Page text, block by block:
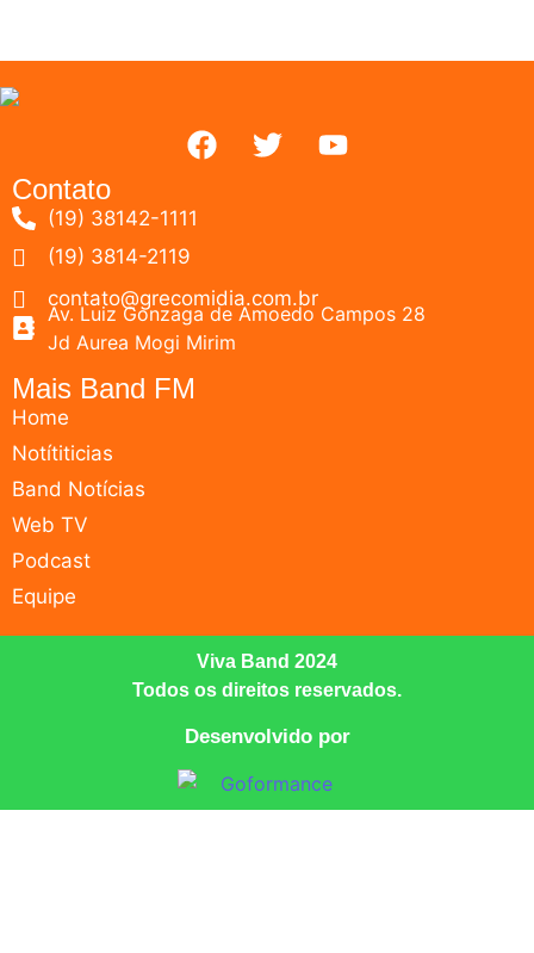
Contato
(19) 38142-1111
(19) 3814-2119
contato@grecomidia.com.br
Av. Luiz Gonzaga de Amoedo Campos 28
Jd Aurea Mogi Mirim
Mais Band FM
Home
Notítiticias
Band Notícias
Web TV
Podcast
Equipe
Viva Band 2024
Todos os direitos reservados.
Desenvolvido por